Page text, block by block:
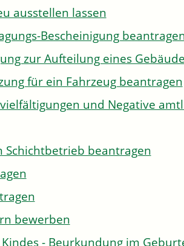
ausstellen lassen
Bescheinigung
zur Aufteilung eines
für ein Fahrzeug beantragen
und Negative
Schichtbetrieb beantragen
bewerben
- Beurkundung im